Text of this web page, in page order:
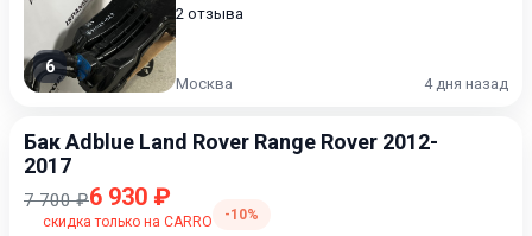
6
2 отзыва
Москва 4 дня назад
Бак Adblue Land Rover Range Rover 2012-
2017
7 700 ₽6 930 ₽
скидка только на CARRO -10%